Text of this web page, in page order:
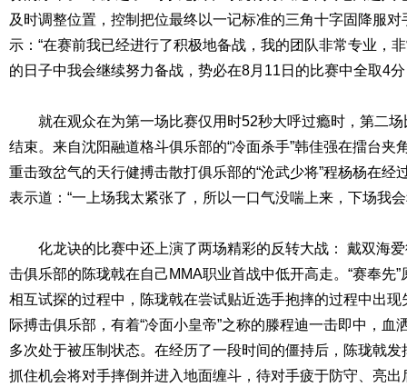
及时调整位置，控制把位最终以一记标准的三角十字固降服
示：“在赛前我已经进行了积极地备战，我的团队非常专业，
的日子中我会继续努力备战，势必在8月11日的比赛中全取4
就在观众在为第一场比赛仅用时52秒大呼过瘾时，第二场
结束。来自沈阳融道格斗俱乐部的“冷面杀手”韩佳强在擂台夹
重击致岔气的天行健搏击散打俱乐部的“沧武少将”程杨杨在经
表示道：“一上场我太紧张了，所以一口气没喘上来，下场我
化龙诀的比赛中还上演了两场精彩的反转大战： 戴双海爱
击俱乐部的陈珑戟在自己MMA职业首战中低开高走。“赛奉先
相互试探的过程中，陈珑戟在尝试贴近选手抱摔的过程中出
际搏击俱乐部，有着“冷面小皇帝”之称的滕程迪一击即中，血
多次处于被压制状态。在经历了一段时间的僵持后，陈珑戟
抓住机会将对手摔倒并进入地面缠斗，待对手疲于防守、亮